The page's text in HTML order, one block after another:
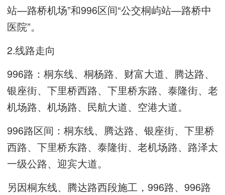
站—路桥机场”和996区间“公交桐屿站—路桥中
医院”。
2.线路走向
996路：桐东线、桐杨路、财富大道、腾达路、
银座街、下里桥西路、下里桥东路、泰隆街、老
机场路、机场路、民航大道、空港大道。
996路区间：桐东线、腾达路、银座街、下里桥
西路、下里桥东路、泰隆街、老机场路、路泽太
一级公路、迎宾大道。
另因桐东线、腾达路西段施工，996路、996路